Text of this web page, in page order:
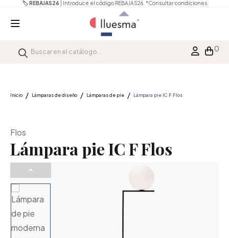
🏷️ REBAJAS26 | Introduce el código REBAJAS26. *Consultar condiciones
0
Inicio Lámparas de diseño Lámparas de pie Lámpara pie IC F Flos
Flos
Lámpara pie IC F Flos